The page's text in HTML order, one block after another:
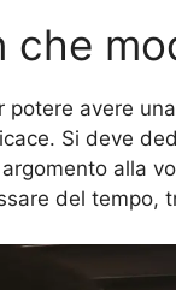
che
potere avere
Si deve
alla
del tempo,